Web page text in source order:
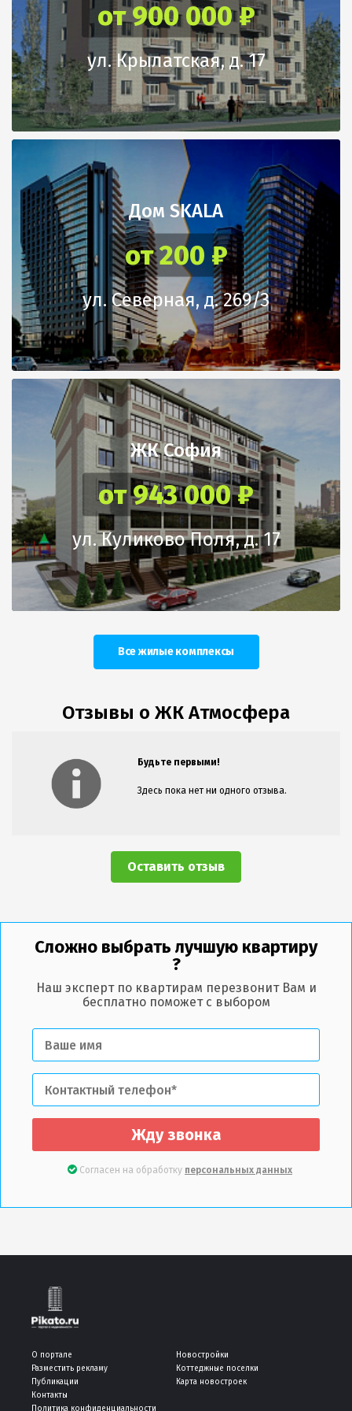
безналичным путем, также при оплате есть возможность
использовать средства материнского капитала или
ипотечного кредита. Существует возможность
предоставления рассрочки на индивидуально-разработанных
условиях.
Застройщик регулярно предлагает акции и скидки.
от 900 000 ₽
ул. Крылатская, д. 17
Дом SKALA
от 200 ₽
ул. Северная, д. 269/3
ЖК София
от 943 000 ₽
ул. Куликово Поля, д. 17
Все жилые комплексы
Отзывы о ЖК Атмосфера
Будьте первыми!
Здесь пока нет ни одного отзыва.
Оставить отзыв
Сложно выбрать лучшую квартиру
?
Наш эксперт по квартирам перезвонит Вам и
бесплатно поможет с выбором
Жду звонка
Согласен на обработку персональных данных
О портале
Разместить рекламу
Публикации
Контакты
Политика конфиденциальности
Новостройки
Коттеджные поселки
Карта новостроек